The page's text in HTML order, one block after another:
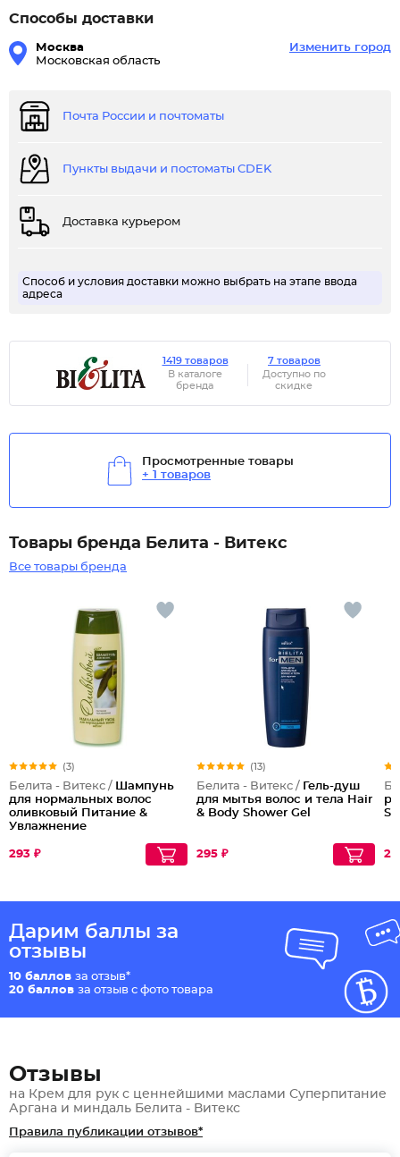
Способы доставки
Москва
Московская область
Изменить город
Почта России и почтоматы
Пункты выдачи и постоматы CDEK
Доставка курьером
Способ и условия доставки можно выбрать на этапе ввода
адреса
1419 товаров
В каталоге
бренда
7 товаров
Доступно по
скидке
Просмотренные товары
+ 1 товаров
Товары бренда Белита - Витекс
Все товары бренда
(3)
Белита - Витекс / Шампунь
для нормальных волос
оливковый Питание &
Увлажнение
293 ₽
(13)
Белита - Витекс / Гель-душ
для мытья волос и тела Hair
& Body Shower Gel
295 ₽
Дарим баллы за
отзывы
10 баллов за отзыв*
20 баллов за отзыв с фото товара
Отзывы
на Крем для рук с ценнейшими маслами Суперпитание
Аргана и миндаль Белита - Витекс
Правила публикации отзывов*